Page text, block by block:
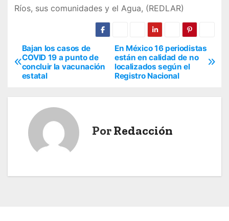
Ríos, sus comunidades y el Agua, (REDLAR)
N
a
c
En México 16 periodistas
están en calidad de no
localizados según el
Registro Nacional
Bajan los casos de
COVID 19 a punto de
concluir la vacunación
estatal
PorRedacción